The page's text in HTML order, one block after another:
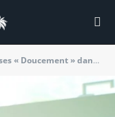
» dans son nouveau clip